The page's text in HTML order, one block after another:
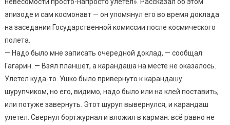
эпизоде и сам космонавт — он упомянул его во время доклада
на заседании Государственной комиссии после космического
полета.
— Надо было мне записать очередной доклад, — сообщал
Гагарин. — Взял планшет, а карандаша на месте не оказалось.
Улетел куда-то. Ушко было привернуто к карандашу
шурупчиком, но его, видимо, надо было или на клей поставить,
или потуже завернуть. Этот шуруп вывернулся, и карандаш
улетел. Свернул бортжурнал и вложил в карман: всё равно не